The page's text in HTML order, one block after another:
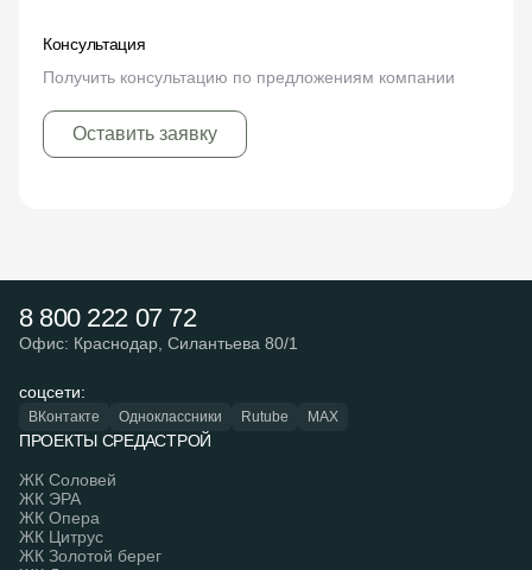
Консультация
Получить консультацию по предложениям компании
Оставить заявку
8 800 222 07 72
Офис: Краснодар, Силантьева 80/1
соцсети:
ВКонтакте Одноклассники Rutube MAX
ПРОЕКТЫ СРЕДАСТРОЙ
ЖК Соловей
ЖК ЭРА
ЖК Опера
ЖК Цитрус
ЖК Золотой берег